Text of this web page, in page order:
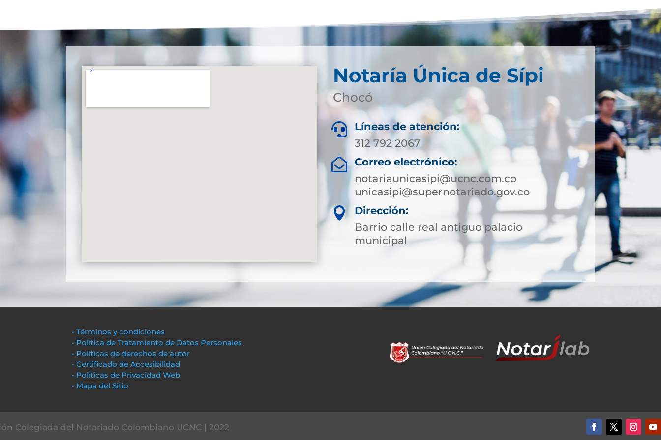
Notaría Única de Sípi
Chocó

Líneas de atención:
312 792 2067
 Correo electrónico:
notariaunicasipi@ucnc.com.co
unicasipi@supernotariado.gov.co

Dirección:
Barrio calle real antiguo palacio
municipal
• Términos y condiciones
• Política de Tratamiento de Datos Personales
• Políticas de derechos de autor
• Certificado de Accesibilidad
• Políticas de Privacidad Web
• Mapa del Sitio
Colegiada del Notariado Colombiano UCNC | 2022